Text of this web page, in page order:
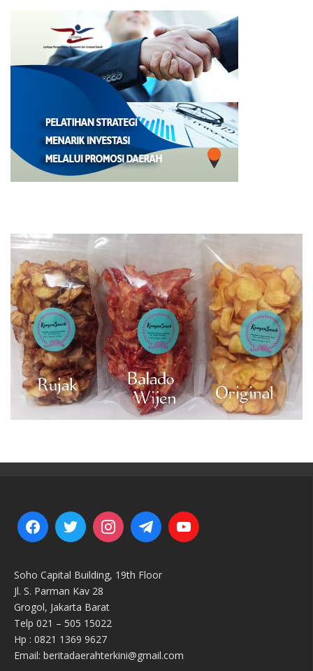
Soho Capital Building, 19th Floor
Jl. S. Parman Kav 28
Grogol, Jakarta Barat
Telp 021 – 505 15022
Hp : 0821 1369 9627
Email: beritadaerahterkini@gmail.com